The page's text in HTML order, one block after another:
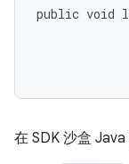
public void
在 SDK 沙盒 Java